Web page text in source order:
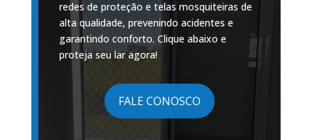
redes de proteção e telas mosquiteiras de
alta qualidade, prevenindo acidentes e
garantindo conforto. Clique abaixo e
proteja seu lar agora!
FALE CONOSCO